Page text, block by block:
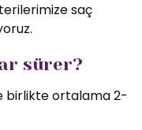
saç
sürer?
birlikte ortalama 2-